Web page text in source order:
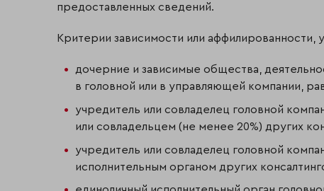
предоставленных сведений.
Критерии зависимости или аффилированности,
дочерние и зависимые общества,
в головной или в управляющей компании,
учредитель или совладелец головной
или совладельцем (не менее 20%) других
учредитель или совладелец головной
исполнительным органом других